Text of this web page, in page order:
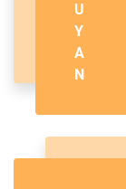
U
Y
A
N